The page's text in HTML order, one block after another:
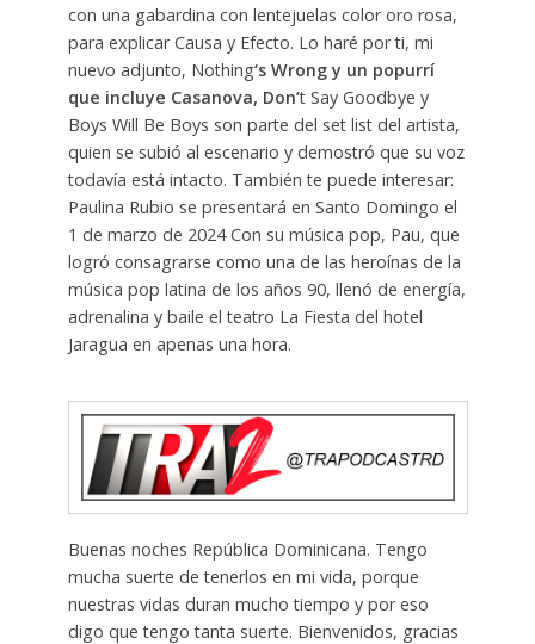
con una gabardina con lentejuelas color oro rosa,
para explicar Causa y Efecto. Lo haré por ti, mi
nuevo adjunto, Nothing‘s Wrong y un popurrí
que incluye Casanova, Don’t Say Goodbye y
Boys Will Be Boys son parte del set list del artista,
quien se subió al escenario y demostró que su voz
todavía está intacto. También te puede interesar:
Paulina Rubio se presentará en Santo Domingo el
1 de marzo de 2024 Con su música pop, Pau, que
logró consagrarse como una de las heroínas de la
música pop latina de los años 90, llenó de energía,
adrenalina y baile el teatro La Fiesta del hotel
Jaragua en apenas una hora.
Buenas noches República Dominicana. Tengo
mucha suerte de tenerlos en mi vida, porque
nuestras vidas duran mucho tiempo y por eso
digo que tengo tanta suerte. Bienvenidos, gracias